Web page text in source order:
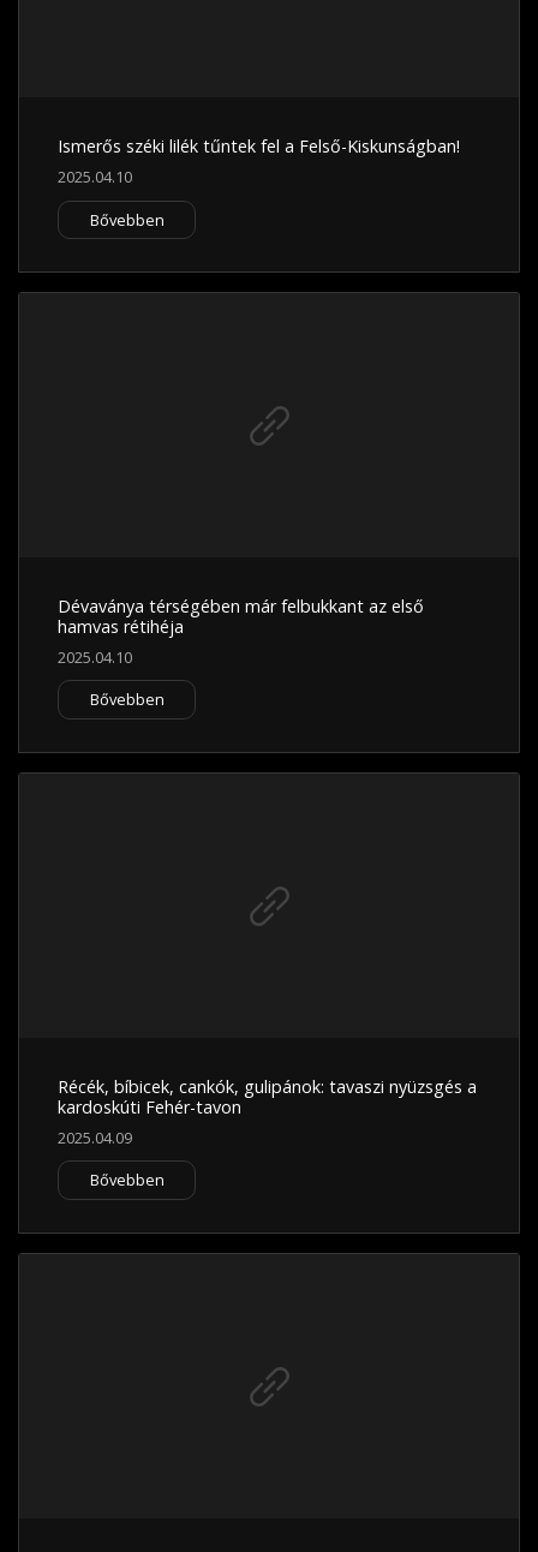
Ismerős széki lilék tűntek fel a Felső-Kiskunságban!
2025.04.10
Bővebben
Dévaványa térségében már felbukkant az első
hamvas rétihéja
2025.04.10
Bővebben
Récék, bíbicek, cankók, gulipánok: tavaszi nyüzsgés a
kardoskúti Fehér-tavon
2025.04.09
Bővebben